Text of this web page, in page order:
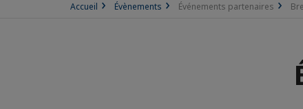
Accueil Évènements Événements partenaires